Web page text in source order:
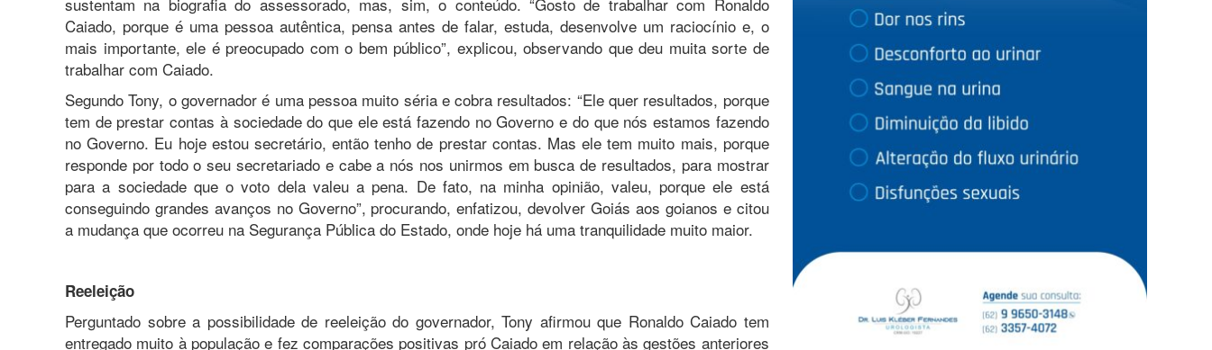
Caiado, porque é uma pessoa autêntica, pensa antes de falar, estuda, desenvolve um raciocínio e, o
mais importante, ele é preocupado com o bem público”, explicou, observando que deu muita sorte de
trabalhar com Caiado.
Segundo Tony, o governador é uma pessoa muito séria e cobra resultados: “Ele quer resultados, porque
tem de prestar contas à sociedade do que ele está fazendo no Governo e do que nós estamos fazendo
no Governo. Eu hoje estou secretário, então tenho de prestar contas. Mas ele tem muito mais, porque
responde por todo o seu secretariado e cabe a nós nos unirmos em busca de resultados, para mostrar
para a sociedade que o voto dela valeu a pena. De fato, na minha opinião, valeu, porque ele está
conseguindo grandes avanços no Governo”, procurando, enfatizou, devolver Goiás aos goianos e citou
a mudança que ocorreu na Segurança Pública do Estado, onde hoje há uma tranquilidade muito maior.
Reeleição
Perguntado sobre a possibilidade de reeleição do governador, Tony afirmou que Ronaldo Caiado tem
entregado muito à população e fez comparações positivas pró Caiado em relação às gestões anteriores